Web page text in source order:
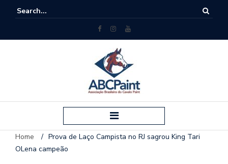
Home / Prova de Laço Campista no RJ sagrou King Tari
OLena campeão